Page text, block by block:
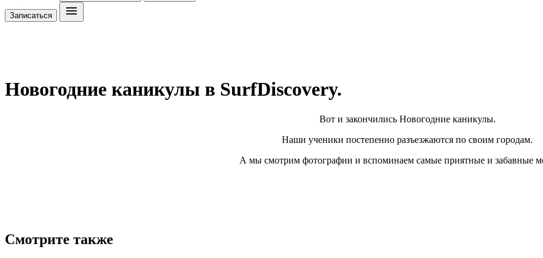
Записаться
Новогодние каникулы в SurfDiscovery.
Вот и закончились Новогодние каникулы.
Наши ученики постепенно разъезжаются по своим городам.
А мы смотрим фотографии и вспоминаем самые приятные и забавные
Смотрите также